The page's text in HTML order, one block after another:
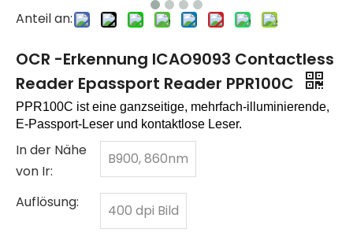
Anteil an:
OCR -Erkennung ICAO9093 Contactless
Reader Epassport Reader PPR100C
PPR100C ist eine ganzseitige, mehrfach-illuminierende,
E-Passport-Leser und kontaktlose Leser.
In der Nähe
von Ir:
B900, 860nm
Auflösung: 400 dpi Bild